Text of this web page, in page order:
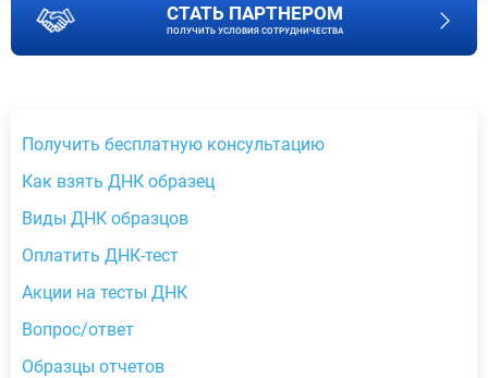
СТАТЬ ПАРТНЕРОМ
ПОЛУЧИТЬ УСЛОВИЯ СОТРУДНИЧЕСТВА
Получить бесплатную консультацию
Как взять ДНК образец
Виды ДНК образцов
Оплатить ДНК-тест
Акции на тесты ДНК
Вопрос/ответ
Образцы отчетов